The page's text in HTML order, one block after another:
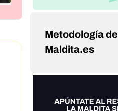
Metodología de
Maldita.es